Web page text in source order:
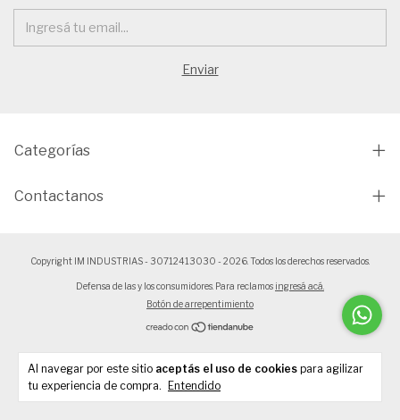
Al navegar por este sitio aceptás el uso de cookies para agilizar
tu experiencia de compra.
Entendido
Categorías
Contactanos
Copyright IM INDUSTRIAS - 30712413030 - 2026. Todos los derechos reservados.
Defensa de las y los consumidores. Para reclamos ingresá acá.
Botón de arrepentimiento